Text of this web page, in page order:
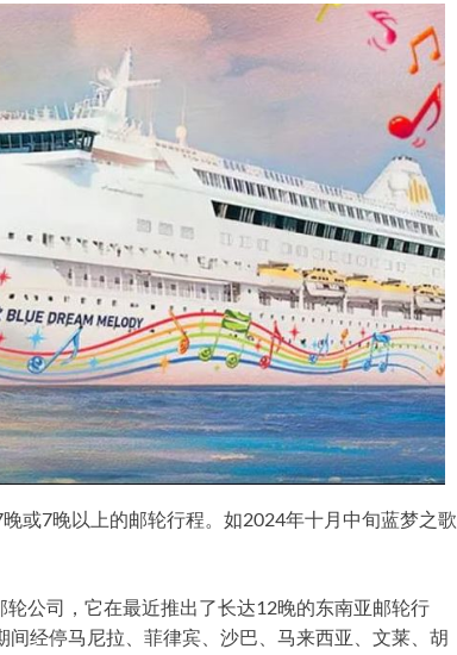
或7晚以上的邮轮行程。如2024年十月中旬蓝梦之歌
公司，它在最近推出了长达12晚的东南亚邮轮行
经停马尼拉、菲律宾、沙巴、马来西亚、文莱、胡